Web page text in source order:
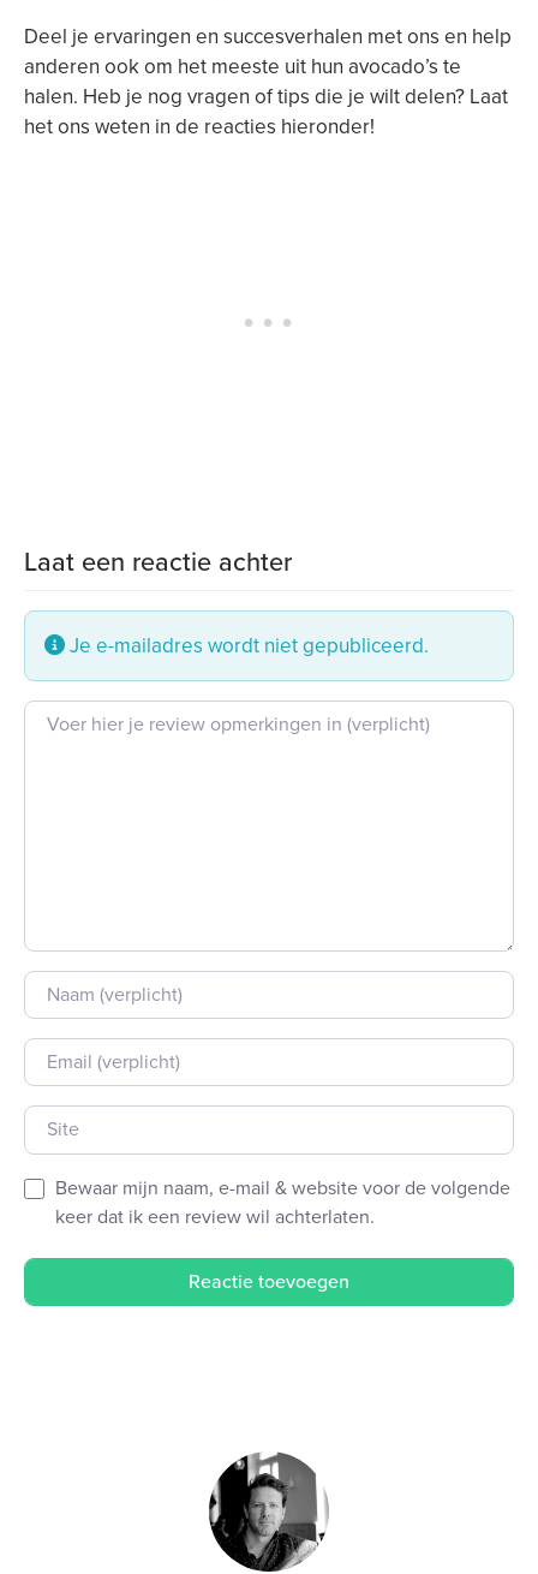
Deel je ervaringen en succesverhalen met ons en help
anderen ook om het meeste uit hun avocado’s te
halen. Heb je nog vragen of tips die je wilt delen? Laat
het ons weten in de reacties hieronder!
Laat een reactie achter
Je e-mailadres wordt niet gepubliceerd.
Beoordeling tekst
Naam
E-mail
Site
Bewaar mijn naam, e-mail & website voor de volgende
keer dat ik een review wil achterlaten.